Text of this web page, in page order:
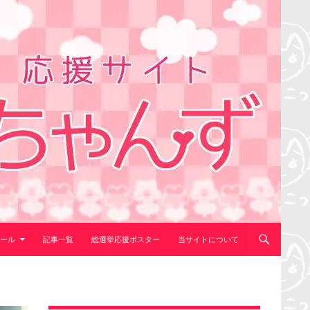
ル 記事一覧 総選挙応援ポスター 当サイトについて